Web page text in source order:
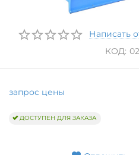
Написать
КОД:
запрос цены
ДОСТУПЕН ДЛЯ ЗАКАЗА